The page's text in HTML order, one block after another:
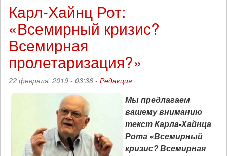
прошла
солидарности
с
арестованными
российскими
анархистами
и
антифашистами
Карл-Хайнц Рот:
«Всемирный кризис?
Всемирная
пролетаризация?»
22 февраля, 2019 - 03:38 - Редакция
Мы предлагаем
вашему вниманию
текст Карла-Хайнца
Рота «Всемирный
кризис? Всемирная